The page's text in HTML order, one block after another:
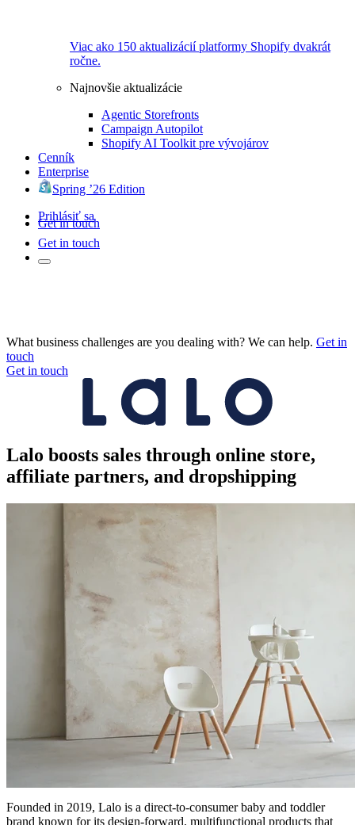
Viac ako 150 aktualizácií platformy Shopify dvakrát
ročne.
Najnovšie aktualizácie
Agentic Storefronts
Campaign Autopilot
Shopify AI Toolkit pre vývojárov
Cenník
Enterprise
Spring ’26 Edition
Prihlásiť sa
Get in touch
Get in touch
What business challenges are you dealing with? We can help. Get in
touch
Get in touch
Lalo boosts sales through online store,
affiliate partners, and dropshipping
Founded in 2019, Lalo is a direct-to-consumer baby and toddler
brand known for its design-forward, multifunctional products that